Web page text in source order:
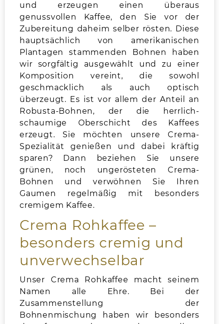
und erzeugen einen überaus
genussvollen Kaffee, den Sie vor der
Zubereitung daheim selber rösten. Diese
hauptsächlich von amerikanischen
Plantagen stammenden Bohnen haben
wir sorgfältig ausgewählt und zu einer
Komposition vereint, die sowohl
geschmacklich als auch optisch
überzeugt. Es ist vor allem der Anteil an
Robusta-Bohnen, der die herrlich-
schaumige Oberschicht des Kaffees
erzeugt. Sie möchten unsere Crema-
Spezialität genießen und dabei kräftig
sparen? Dann beziehen Sie unsere
grünen, noch ungerösteten Crema-
Bohnen und verwöhnen Sie Ihren
Gaumen regelmäßig mit besonders
cremigem Kaffee.
Crema Rohkaffee –
besonders cremig und
unverwechselbar
Unser Crema Rohkaffee macht seinem
Namen alle Ehre. Bei der
Zusammenstellung der
Bohnenmischung haben wir besonders